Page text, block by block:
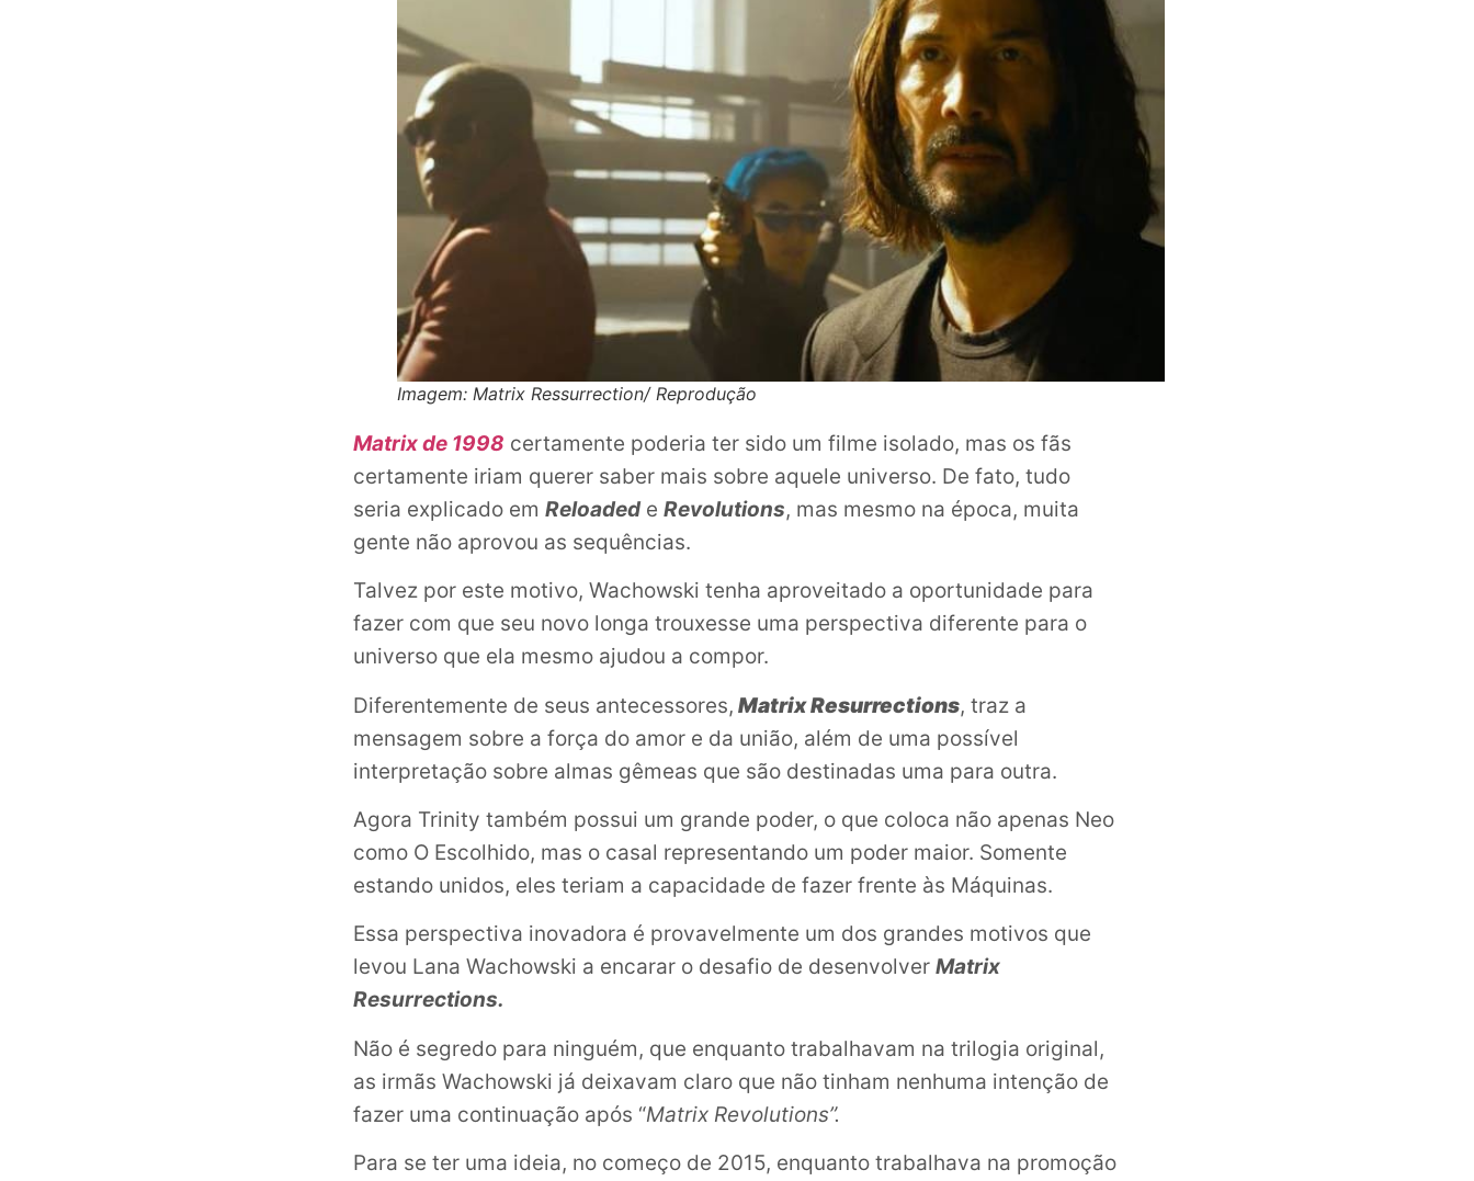
Imagem: Matrix Ressurrection/ Reprodução
Matrix de 1998 certamente poderia ter sido um filme isolado, mas os fãs
certamente iriam querer saber mais sobre aquele universo. De fato, tudo
seria explicado em Reloadede Revolutions, mas mesmo na época, muita
gente não aprovou as sequências.
Talvez por este motivo, Wachowski tenha aproveitado a oportunidade para
fazer com que seu novo longa trouxesse uma perspectiva diferente para o
universo que ela mesmo ajudou a compor.
Diferentemente de seus antecessores, Matrix Resurrections, traz a
mensagem sobre a força do amor e da união, além de uma possível
interpretação sobre almas gêmeas que são destinadas uma para outra.
Agora Trinity também possui um grande poder, o que coloca não apenas Neo
como O Escolhido, mas o casal representando um poder maior. Somente
estando unidos, eles teriam a capacidade de fazer frente às Máquinas.
Essa perspectiva inovadora é provavelmente um dos grandes motivos que
levou Lana Wachowski a encarar o desafio de desenvolver Matrix
Resurrections.
Não é segredo para ninguém, que enquanto trabalhavam na trilogia original,
as irmãs Wachowski já deixavam claro que não tinham nenhuma intenção de
fazer uma continuação após “Matrix Revolutions”.
Para se ter uma ideia, no começo de 2015, enquanto trabalhava na promoção